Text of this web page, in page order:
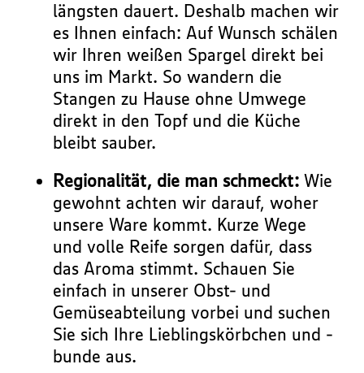
längsten dauert. Deshalb machen wir
es Ihnen einfach: Auf Wunsch schälen
wir Ihren weißen Spargel direkt bei
uns im Markt. So wandern die
Stangen zu Hause ohne Umwege
direkt in den Topf und die Küche
bleibt sauber.
Regionalität, die man schmeckt: Wie
gewohnt achten wir darauf, woher
unsere Ware kommt. Kurze Wege
und volle Reife sorgen dafür, dass
das Aroma stimmt. Schauen Sie
einfach in unserer Obst- und
Gemüseabteilung vorbei und suchen
Sie sich Ihre Lieblingskörbchen und -
bunde aus.